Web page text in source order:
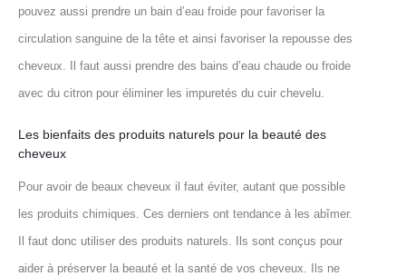
pouvez aussi prendre un bain d’eau froide pour favoriser la
circulation sanguine de la tête et ainsi favoriser la repousse des
cheveux. Il faut aussi prendre des bains d’eau chaude ou froide
avec du citron pour éliminer les impuretés du cuir chevelu.
Les bienfaits des produits naturels pour la beauté des
cheveux
Pour avoir de beaux cheveux il faut éviter, autant que possible
les produits chimiques. Ces derniers ont tendance à les abîmer.
Il faut donc utiliser des produits naturels. Ils sont conçus pour
aider à préserver la beauté et la santé de vos cheveux. Ils ne